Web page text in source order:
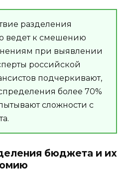
разделения
ведет к смешению
при выявлении
российской
подчеркивают,
более 70%
сложности с
бюджета и их